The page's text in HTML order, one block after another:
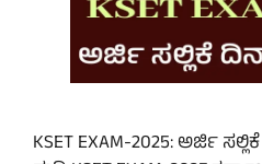
KSET EXAM-2025: ಅರ್ಜಿ